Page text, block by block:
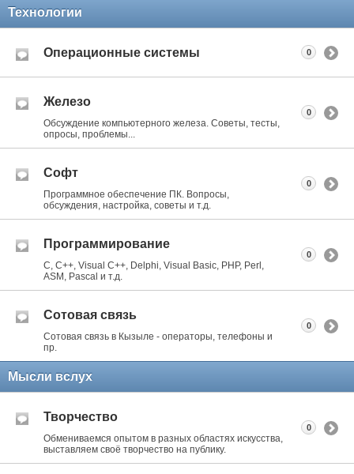
Технологии
Операционные системы 0
Железо
Обсуждение компьютерного железа. Советы, тесты,
опросы, проблемы...
0
Софт
Программное обеспечение ПК. Вопросы,
обсуждения, настройка, советы и т.д.
0
Программирование
C, C++, Visual C++, Delphi, Visual Basic, PHP, Perl,
ASM, Pascal и т.д.
0
Сотовая связь
Сотовая связь в Кызыле - операторы, телефоны и
пр.
0
Мысли вслух
Творчество
Обмениваемся опытом в разных областях искусства,
выставляем своё творчество на публику.
0